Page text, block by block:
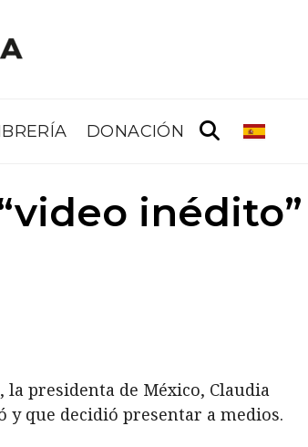
DONACIÓN
inédito”
, la presidenta de México, Claudia
y que decidió presentar a medios.